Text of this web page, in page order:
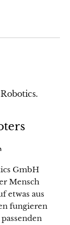
GmbH
Mensch
etwas aus
fungieren